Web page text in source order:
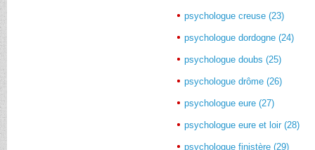
psychologue creuse (23)
psychologue dordogne (24)
psychologue doubs (25)
psychologue drôme (26)
psychologue eure (27)
psychologue eure et loir (28)
psychologue finistère (29)